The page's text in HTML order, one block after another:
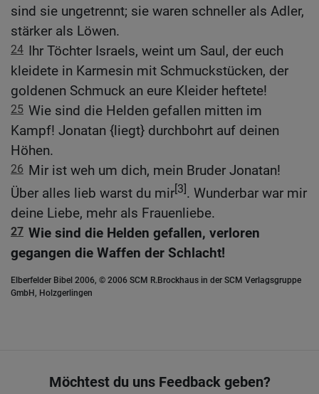
sind sie ungetrennt; sie waren schneller als Adler,
stärker als Löwen.
24 Ihr Töchter Israels, weint um Saul, der euch
kleidete in Karmesin mit Schmuckstücken, der
goldenen Schmuck an eure Kleider heftete!
25 Wie sind die Helden gefallen mitten im
Kampf! Jonatan {liegt} durchbohrt auf deinen
Höhen.
26 Mir ist weh um dich, mein Bruder Jonatan!
Über alles lieb warst du mir[3]. Wunderbar war mir
deine Liebe, mehr als Frauenliebe.
27 Wie sind die Helden gefallen, verloren
gegangen die Waffen der Schlacht!
Elberfelder Bibel 2006, © 2006 SCM R.Brockhaus in der SCM Verlagsgruppe
GmbH, Holzgerlingen
Möchtest du uns Feedback geben?